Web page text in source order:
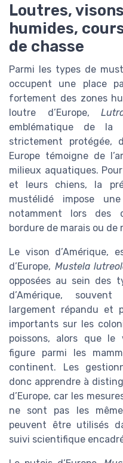
Loutres,
humides,
de chasse
Parmi les types de
occupent une place
fortement des zones
loutre d’Europe,
emblématique de la
strictement protégée,
Europe témoigne de
milieux aquatiques.
et leurs chiens, la
mustélidé impose
notamment lors des
bordure de marais ou de
Le vison d’Amérique,
d’Europe, Mustela
opposées au sein des
d’Amérique, souvent
largement répandu et
importants sur les
poissons, alors que le
figure parmi les
continent. Les
donc apprendre à
d’Europe, car les
ne sont pas les
peuvent être utilisés
suivi scientifique